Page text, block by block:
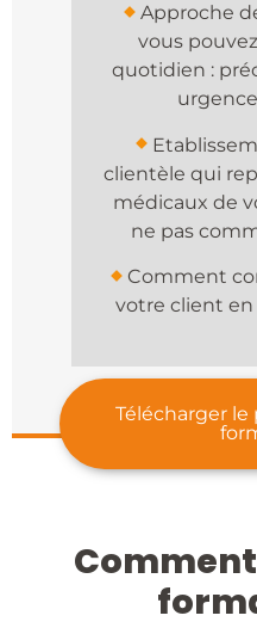
Approche
vous
quotidien :
clientèle qui
médicaux de
ne pas
Comment
votre client en
Télécharger